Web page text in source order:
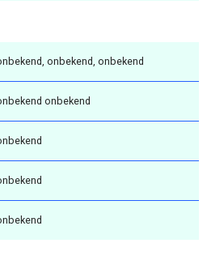
onbekend, onbekend
onbekend